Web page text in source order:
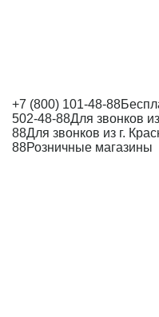
+7 (800) 101-48-88
502-48-88Для звонков
88Для звонков из г.
88Розничные магазины